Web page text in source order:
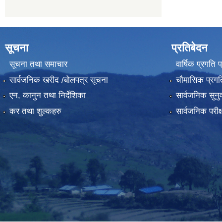
सूचना
सूचना तथा समाचार
सार्वजनिक खरीद /बोलपत्र सूचना
एन, कानुन तथा निर्देशिका
कर तथा शुल्कहरु
प्रतिबेदन
वार्षिक प्रगति
चौमासिक
सार्वजनिक
सार्वजनिक